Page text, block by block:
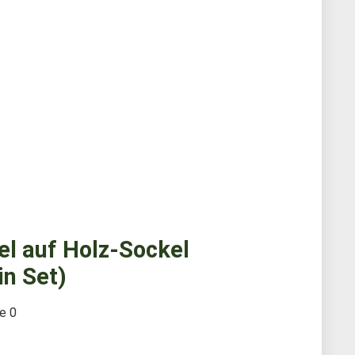
auf Holz-Sockel
Set)
0